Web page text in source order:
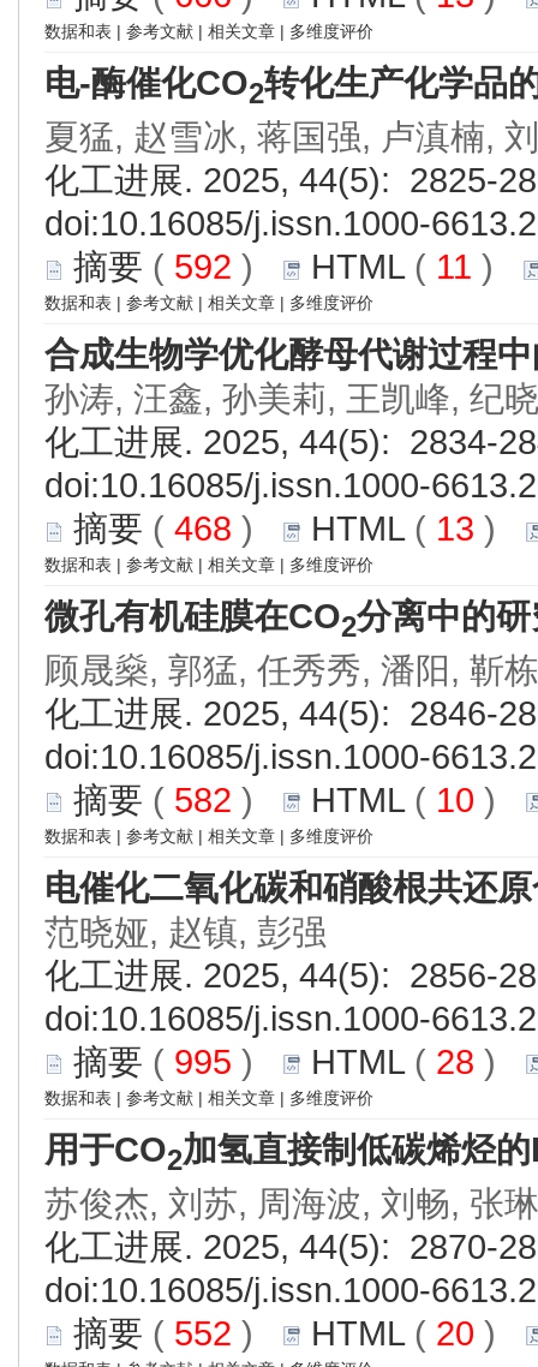
数据和表 | 参考文献 | 相关文章 | 多维度评价
电-酶催化CO2转化生产化学品
夏猛, 赵雪冰, 蒋国强, 卢滇楠,
化工进展. 2025, 44(5): 2825-
doi:10.16085/j.issn.1000-
摘要 ( 592 ) HTML( 11 )
数据和表 | 参考文献 | 相关文章 | 多维度评价
合成生物学优化酵母代谢过程
孙涛, 汪鑫, 孙美莉, 王凯峰, 纪
化工进展. 2025, 44(5): 2834-
doi:10.16085/j.issn.1000-
摘要 ( 468 ) HTML( 13 )
数据和表 | 参考文献 | 相关文章 | 多维度评价
微孔有机硅膜在CO2分离中的
顾晟燊, 郭猛, 任秀秀, 潘阳, 靳
化工进展. 2025, 44(5): 2846-
doi:10.16085/j.issn.1000-
摘要 ( 582 ) HTML( 10 )
数据和表 | 参考文献 | 相关文章 | 多维度评价
电催化二氧化碳和硝酸根共还
范晓娅, 赵镇, 彭强
化工进展. 2025, 44(5): 2856-
doi:10.16085/j.issn.1000-
摘要 ( 995 ) HTML( 28 )
数据和表 | 参考文献 | 相关文章 | 多维度评价
用于CO2加氢直接制低碳烯烃
苏俊杰, 刘苏, 周海波, 刘畅, 张
化工进展. 2025, 44(5): 2870-
doi:10.16085/j.issn.1000-
摘要 ( 552 ) HTML( 20 )